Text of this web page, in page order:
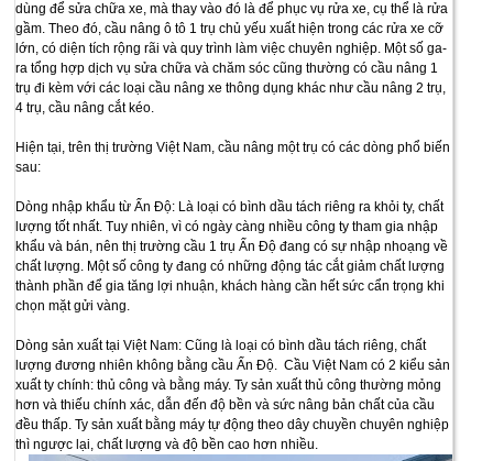
dùng để sửa chữa xe, mà thay vào đó là để phục vụ rửa xe, cụ thể là rửa
gầm. Theo đó, cầu nâng ô tô 1 trụ chủ yếu xuất hiện trong các rửa xe cỡ
lớn, có diện tích rộng rãi và quy trình làm việc chuyên nghiệp. Một số ga-
ra tổng hợp dịch vụ sửa chữa và chăm sóc cũng thường có cầu nâng 1
trụ đi kèm với các loại cầu nâng xe thông dụng khác như cầu nâng 2 trụ,
4 trụ, cầu nâng cắt kéo.
Hiện tại, trên thị trường Việt Nam, cầu nâng một trụ có các dòng phổ biến
sau:
Dòng nhập khẩu từ Ấn Độ: Là loại có bình dầu tách riêng ra khỏi ty, chất
lượng tốt nhất. Tuy nhiên, vì có ngày càng nhiều công ty tham gia nhập
khẩu và bán, nên thị trường cầu 1 trụ Ấn Độ đang có sự nhập nhoạng về
chất lượng. Một số công ty đang có những động tác cắt giảm chất lượng
thành phần để gia tăng lợi nhuận, khách hàng cần hết sức cẩn trọng khi
chọn mặt gửi vàng.
Dòng sản xuất tại Việt Nam: Cũng là loại có bình dầu tách riêng, chất
lượng đương nhiên không bằng cầu Ấn Độ. Cầu Việt Nam có 2 kiểu sản
xuất ty chính: thủ công và bằng máy. Ty sản xuất thủ công thường mỏng
hơn và thiếu chính xác, dẫn đến độ bền và sức nâng bản chất của cầu
đều thấp. Ty sản xuất bằng máy tự động theo dây chuyền chuyên nghiệp
thì ngược lại, chất lượng và độ bền cao hơn nhiều.